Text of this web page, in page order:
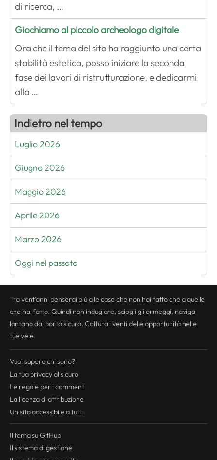
di ricerca, …
Giochiamo al piccolo archeologo digitale
Ora che il tema del sito ha raggiunto una certa
stabilità estetica, posso iniziare la seconda
fase dei lavori di ristrutturazione, e dedicarmi
alla …
Indietro nel tempo
Luglio 2026
Giugno 2026
Maggio 2026
Aprile 2026
Marzo 2026
Oggi nel passato
Tra vent'anni penserai più alle cose che non hai fatto che a quelle
che hai fatto. Quindi non indugiare, sciogli gli ormeggi, naviga
lontano dal porto sicuro. Cattura i venti delle opportunità nelle
tue vele.
Vuoi sapere chi sono?
La tua privacyal sicuro
Le regole per i commenti
La licenza di attribuzione
Un sito accessibile a tutti
Il tema su GitHub
Il sistema di gestione